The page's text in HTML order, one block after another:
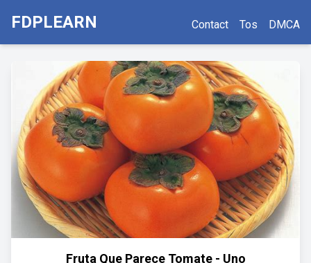
FDPLEARN Contact Tos DMCA
Fruta Que Parece Tomate - Uno